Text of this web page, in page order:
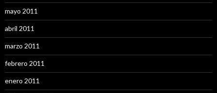
mayo 2011
abril 2011
marzo 2011
febrero 2011
enero 2011